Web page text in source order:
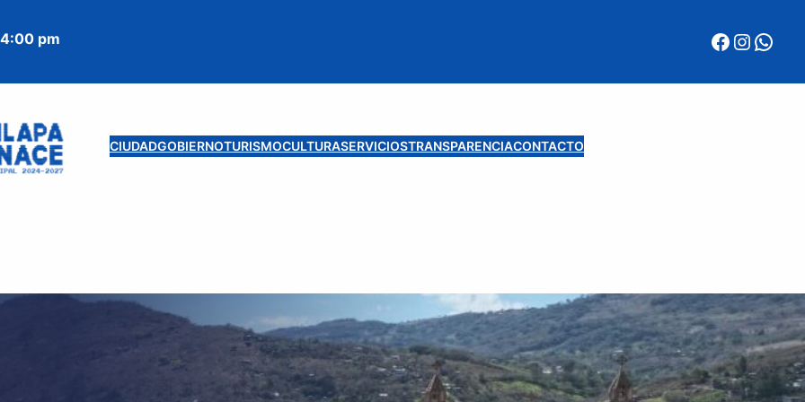
pm Facebook Instagram WhatsApp
CIUDADGOBIERNOTURISMOCULTURASERVICIOSTRANSPARENCIACONTACTO